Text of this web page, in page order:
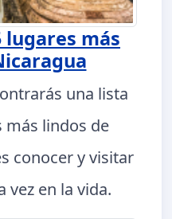
lugares más
una lista
más lindos de
conocer y visitar
vez en la vida.